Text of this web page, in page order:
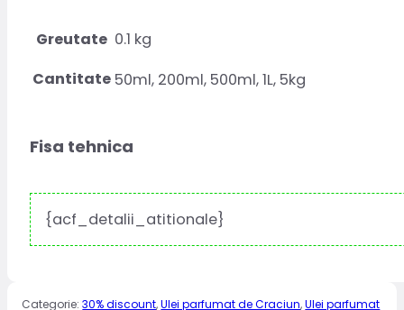
Greutate 0.1 kg
Cantitate 50ml, 200ml, 500ml, 1L, 5kg
Fisa tehnica
{acf_detalii_atitionale}
Categorie:30% discount,Ulei parfumat de Craciun,Ulei parfumat